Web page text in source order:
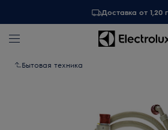
Доставка от 1,20
Бытовая техника